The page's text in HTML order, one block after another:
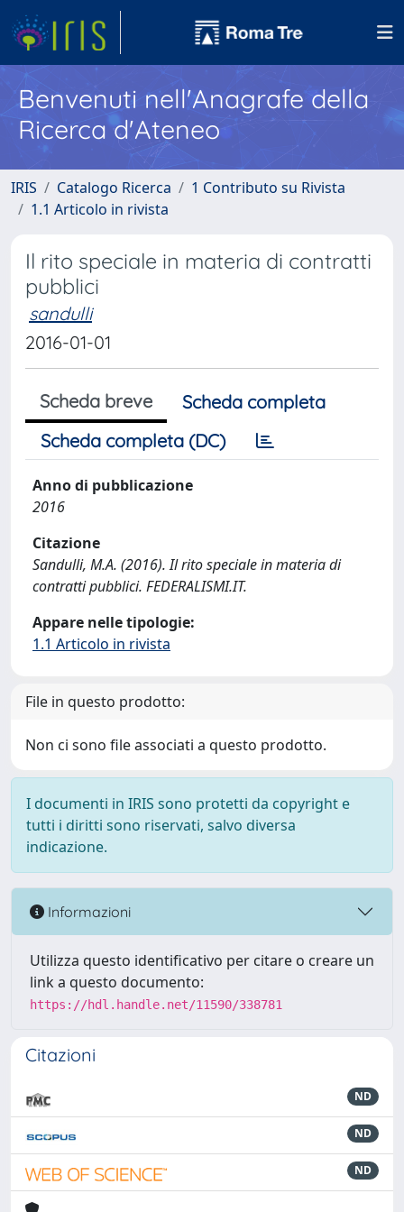
Benvenuti nell'Anagrafe della
Ricerca d'Ateneo
IRIS Catalogo Ricerca
1 Contributo su Rivista
1.1 Articolo in rivista
Il rito speciale in materia di contratti
pubblici
sandulli
2016-01-01
Scheda breve
Scheda completa
Scheda completa (DC)
Anno di pubblicazione
2016
Citazione
Sandulli, M.A. (2016). Il rito speciale in materia di
contratti pubblici. FEDERALISMI.IT.
Appare nelle tipologie:
1.1 Articolo in rivista
File in questo prodotto:
Non ci sono file associati a questo prodotto.
I documenti in IRIS sono protetti da copyright e
tutti i diritti sono riservati, salvo diversa
indicazione.
Informazioni
Utilizza questo identificativo per citare o creare un
link a questo documento:
https://hdl.handle.net/11590/338781
Citazioni
ND
ND
ND